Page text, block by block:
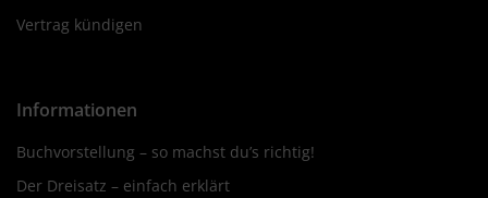
Vertrag kündigen
Informationen
Buchvorstellung – so machst du’s richtig!
Der Dreisatz – einfach erklärt